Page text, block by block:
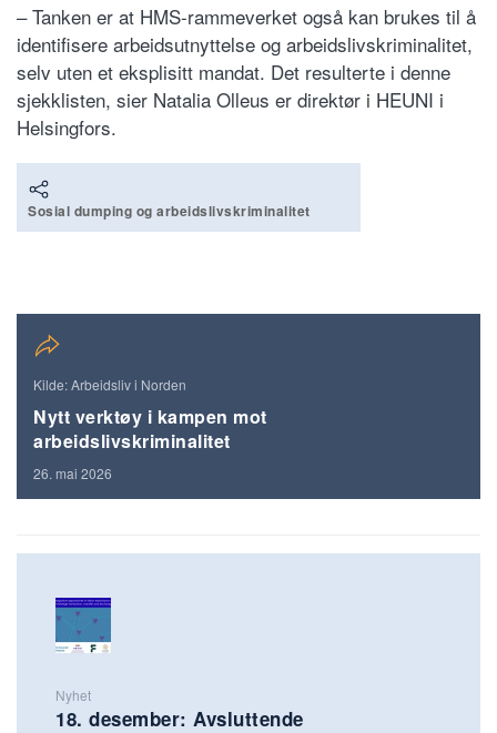
– Tanken er at HMS-rammeverket også kan brukes til å
identifisere arbeidsutnyttelse og arbeidslivskriminalitet,
selv uten et eksplisitt mandat. Det resulterte i denne
sjekklisten, sier Natalia Olleus er direktør i HEUNI i
Helsingfors.
Sosial dumping og arbeidslivskriminalitet
Kilde: Arbeidsliv i Norden
Nytt verktøy i kampen mot
arbeidslivskriminalitet
26. mai 2026
Nyhet
18. desember: Avsluttende